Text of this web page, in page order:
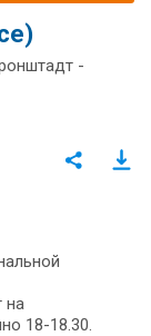
-
на
18-18.30.